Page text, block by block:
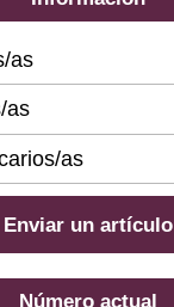
as
as
as
Enviar un artículo
Número actual